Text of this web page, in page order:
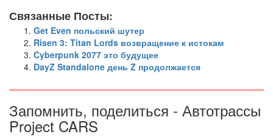
Связанные Посты:
Get Even польский шутер
Risen 3: Titan Lords возвращение к истокам
Cyberpunk 2077 это будущее
DayZ Standalone день Z продолжается
Запомнить, поделиться - Автотрассы
Project CARS